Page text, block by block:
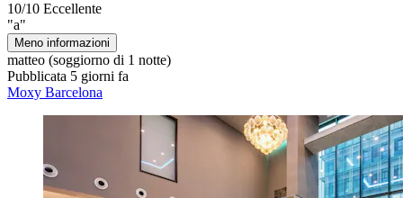
10/10 Eccellente
"a"
Meno informazioni
matteo (soggiorno di 1 notte)
Pubblicata 5 giorni fa
Moxy Barcelona